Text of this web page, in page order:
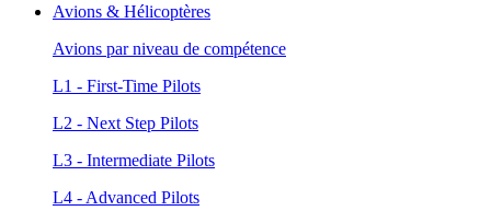
Avions & Hélicoptères
Avions par niveau de compétence
L1 - First-Time Pilots
L2 - Next Step Pilots
L3 - Intermediate Pilots
L4 - Advanced Pilots